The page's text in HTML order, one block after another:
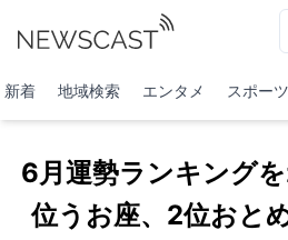
新着 地域検索 エンタメ スポーツ
6月運勢ランキング
位うお座、2位おと